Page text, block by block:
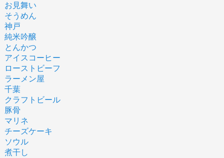
お見舞い
そうめん
神戸
純米吟醸
とんかつ
アイスコーヒー
ローストビーフ
ラーメン屋
千葉
クラフトビール
豚骨
マリネ
チーズケーキ
ソウル
煮干し